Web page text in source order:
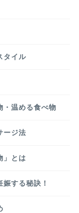
タイル
・温める食べ物
ージ法
」とは
する秘訣！